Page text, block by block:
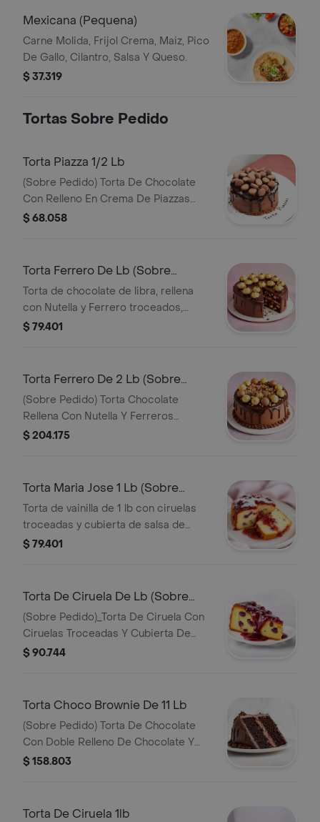
Mexicana (Pequena)
Carne Molida, Frijol Crema, Maiz, Pico
De Gallo, Cilantro, Salsa Y Queso.
$ 37.319
Tortas Sobre Pedido
Torta Piazza 1/2 Lb
(Sobre Pedido) Torta De Chocolate
Con Relleno En Crema De Piazzas
Cubierta De Ganache De Chocolate Y
$ 68.058
Torta Ferrero De Lb (Sobre
Pedido)
Torta de chocolate de libra, rellena
con Nutella y Ferrero troceados,
cubierta con ganache de chocolate y
$ 79.401
Torta Ferrero De 2 Lb (Sobre
Pedido)
(Sobre Pedido) Torta Chocolate
Rellena Con Nutella Y Ferreros
Troceados, Cubierta Con Ganache De
$ 204.175
Torta Maria Jose 1 Lb (Sobre
Pedido)
Torta de vainilla de 1 lb con ciruelas
troceadas y cubierta de salsa de
ciruelas. Se elabora con al menos 1
$ 79.401
Torta De Ciruela De Lb (Sobre
Pedido)
(Sobre Pedido)_Torta De Ciruela Con
Ciruelas Troceadas Y Cubierta De
Salsa De Ciruelas_
$ 90.744
Torta Choco Brownie De 11 Lb
(Sobre Pedido) Torta De Chocolate
Con Doble Relleno De Chocolate Y
Arequipe Y Cubierta De Ganache De
$ 158.803
Torta De Ciruela 1lb